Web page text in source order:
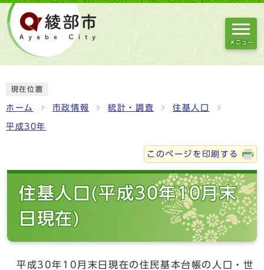
メニュー
現在位置
ホーム 市政情報 統計・調査 住基人口
平成30年
このページを印刷する
住基人口(平成30年10月末
日現在)
平成30年10月末日現在の住民基本台帳の人口・世